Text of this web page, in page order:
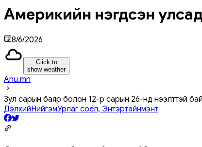
Америкийн нэгдсэн
8/6/2026
Click to
show weather
Anu.mn
Зул сарын баяр болон 12-р сарын 26-нд нээлттэй
ДэлхийНийгэмУрлаг соёл, Энтэртайнмэнт